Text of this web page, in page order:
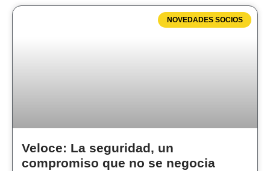
NOVEDADES SOCIOS
Veloce: La seguridad, un
compromiso que no se negocia